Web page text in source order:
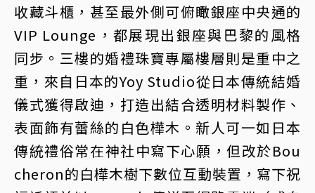
收藏斗櫃，甚至最外側可俯瞰銀座中央通的
VIP Lounge，都展現出銀座與巴黎的風格
同步。三樓的婚禮珠寶專屬樓層則是重中之
重，來自日本的Yoy Studio從日本傳統結婚
儀式獲得啟迪，打造出結合透明材料製作、
表面飾有蕾絲的白色樺木。新人可一如日本
傳統禮俗常在神社中寫下心願，但改於Bou
cheron的白樺木樹下數位互動裝置，寫下祝